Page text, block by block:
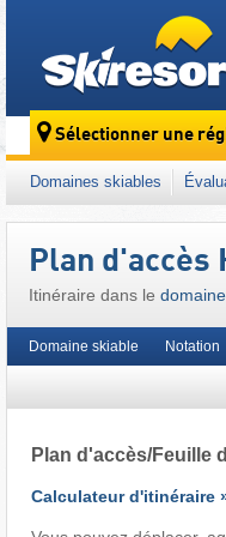
Sélectionner une
Domaines skiables
Plan d'accès
Itinéraire dans le
Domaine skiable Notation
Plan d'accès/Feuille
Calculateur d'itinéraire